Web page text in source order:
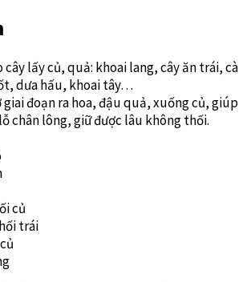
cây lấy củ, quả: khoai lang, cây ăn trái, cà
dưa hấu, khoai tây…
giai đoạn ra hoa, đậu quả, xuống củ, giúp
chân lông, giữ được lâu không thối.
củ
trái